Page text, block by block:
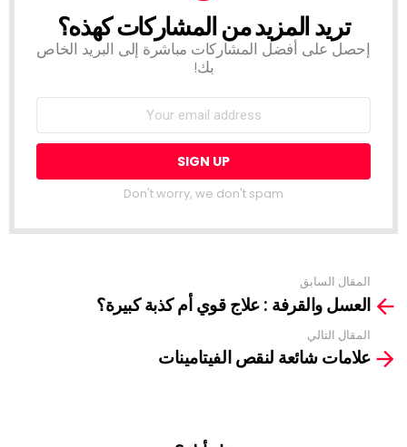
NEWSLETTER
تريد المزيد من المشاركات كهذه؟
إحصل على أفضل المشاركات مباشرة إلى البريد الخاص
بك!
Don't worry, we don't spam
more
المقال السابق
العسل والقرفة : علاج قوي أم كذبة كبيرة؟
المقال التالي
علامات شائعة لنقص الفيتامينات